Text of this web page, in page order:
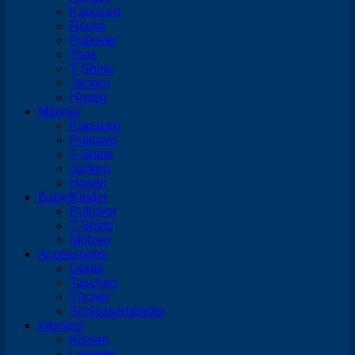
Kapuzen
Röcke
Pullover
Tops
T-Shirts
Jacken
Hosen
Männer
Kapuzen
Pullover
T-Shirts
Jacken
Hosen
Baby/Kinder
Pullover
T-Shirts
Mützen
Accessoires
Gürtel
Taschen
Tücher
Schlüsselbänder
Interieur
Kissen